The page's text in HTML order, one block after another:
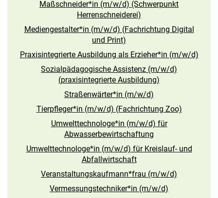
Maßschneider*in (m/w/d) (Schwerpunkt
Herrenschneiderei)
Mediengestalter*in (m/w/d) (Fachrichtung Digital
und Print)
Praxisintegrierte Ausbildung als Erzieher*in (m/w/d)
Sozialpädagogische Assistenz (m/w/d)
(praxisintegrierte Ausbildung)
Straßenwärter*in (m/w/d)
Tierpfleger*in (m/w/d) (Fachrichtung Zoo)
Umwelttechnologe*in (m/w/d) für
Abwasserbewirtschaftung
Umwelttechnologe*in (m/w/d) für Kreislauf- und
Abfallwirtschaft
Veranstaltungskaufmann*frau (m/w/d)
Vermessungstechniker*in (m/w/d)